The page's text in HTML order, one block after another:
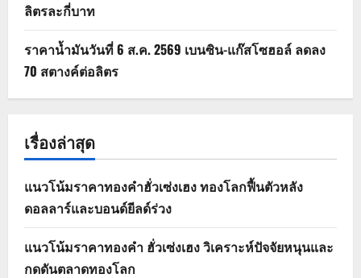
ลิตรละกี่บาท
ราคาน้ำมันวันที่ 6 ส.ค. 2569 เบนซิน-แก๊สโซฮอล์ ลดลง
70 สตางค์ต่อลิตร
เรื่องล่าสุด
แนวโน้มราคาทองคำฮั่วเซ่งเฮง ทองโลกฟื้นตัวหลัง
ดอลลาร์และบอนด์ยีลด์ร่วง
แนวโน้มราคาทองคำ ฮั่วเซ่งเฮง วิเคราะห์ปัจจัยหนุนและ
กดดันตลาดทองโลก